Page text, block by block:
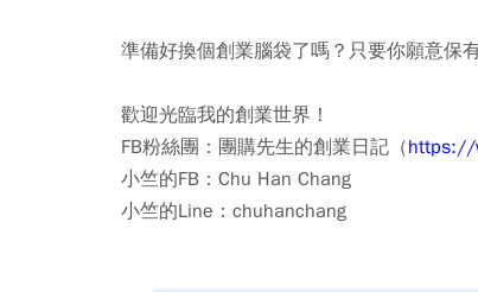
準備好換個創業腦袋了嗎？只要你願意保
歡迎光臨我的創業世界！
FB粉絲團：團購先生的創業日記（https://
小竺的FB：Chu Han Chang
小竺的Line：chuhanchang